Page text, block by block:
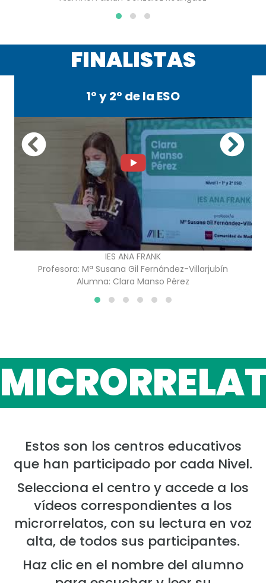
FINALISTAS
1º y 2º de la ESO
IES ANA FRANK
Profesora: Mª Susana Gil Fernández-Villarjubín
Alumna: Clara Manso Pérez
Estos son los centros educativos
que han participado por cada Nivel.
Selecciona el centro y accede a los
vídeos correspondientes a los
microrrelatos, con su lectura en voz
alta, de todos sus participantes.
Haz clic en el nombre del alumno